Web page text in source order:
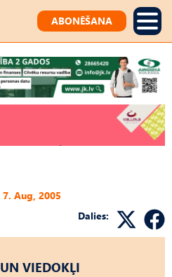
ABONĒŠANA
7. Aug, 2005
Dalies:
VIEDOKĻI